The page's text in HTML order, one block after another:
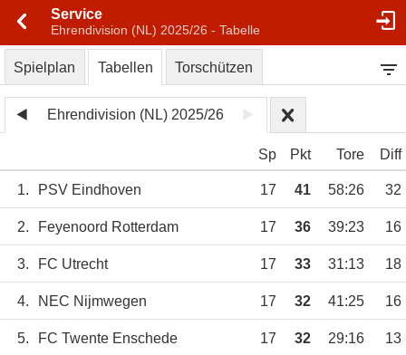
Service
Ehrendivision (NL) 2025/26 - Tabelle
Spielplan Tabellen Torschützen
Ehrendivision (NL) 2025/26
Sp Pkt Tore Diff
1. PSV Eindhoven 17 41 58:26 32
2. Feyenoord Rotterdam 17 36 39:23 16
3. FC Utrecht 17 33 31:13 18
4. NEC Nijmwegen 17 32 41:25 16
5. FC Twente Enschede 17 32 29:16 13